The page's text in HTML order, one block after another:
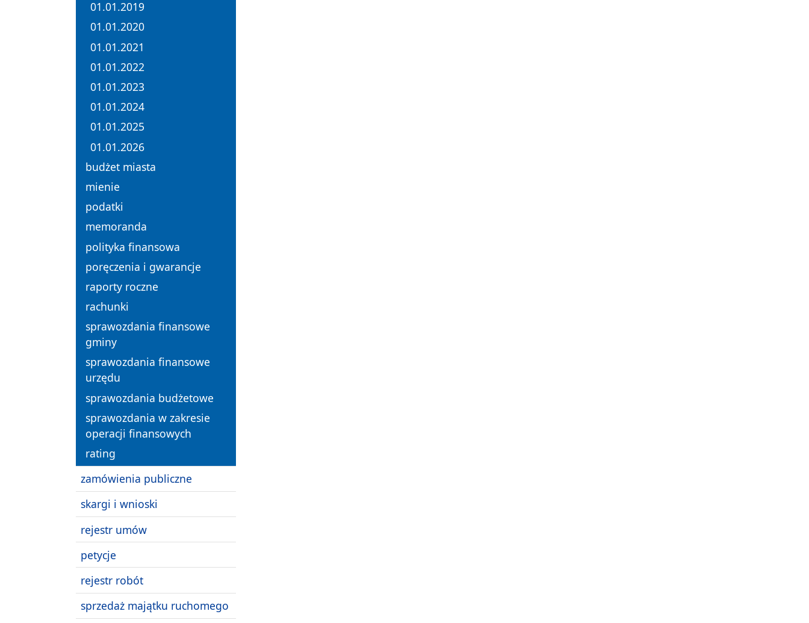
01.01.2019
01.01.2020
01.01.2021
01.01.2022
01.01.2023
01.01.2024
01.01.2025
01.01.2026
budżet miasta
mienie
podatki
memoranda
polityka finansowa
poręczenia i gwarancje
raporty roczne
rachunki
sprawozdania finansowe
gminy
sprawozdania finansowe
urzędu
sprawozdania budżetowe
sprawozdania w zakresie
operacji finansowych
rating
zamówienia publiczne
skargi i wnioski
rejestr umów
petycje
rejestr robót
sprzedaż majątku ruchomego